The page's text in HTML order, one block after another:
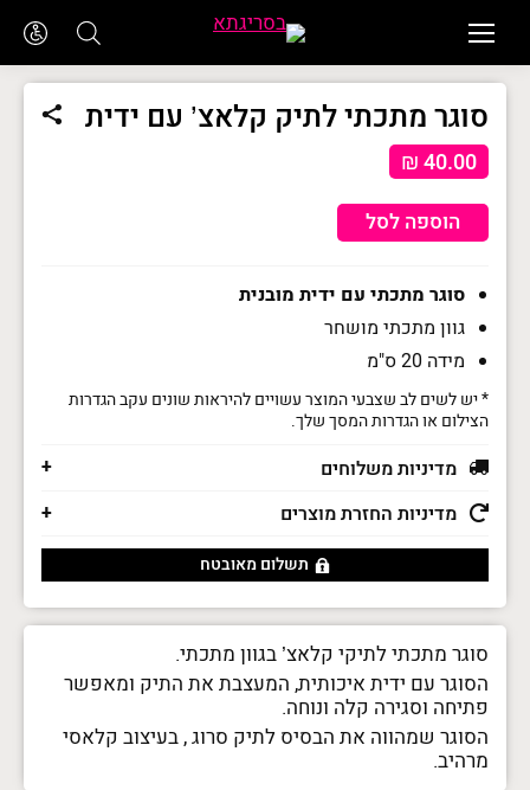
סוגר מתכתי לתיק קלאצ’ עם ידית
₪40.00
הוספה לסל
סוגר מתכתי עם ידית מובנית
גוון מתכתי מושחר
מידה 20 ס"מ
* יש לשים לב שצבעי המוצר עשויים להיראות שונים עקב הגדרות
הצילום או הגדרות המסך שלך.
מדיניות משלוחים
מדיניות החזרת מוצרים
תשלום מאובטח
סוגר מתכתי לתיקי קלאצ’ בגוון מתכתי.
הסוגר עם ידית איכותית, המעצבת את התיק ומאפשר
פתיחה וסגירה קלה ונוחה.
הסוגר שמהווה את הבסיס לתיק סרוג , בעיצוב קלאסי
מרהיב.